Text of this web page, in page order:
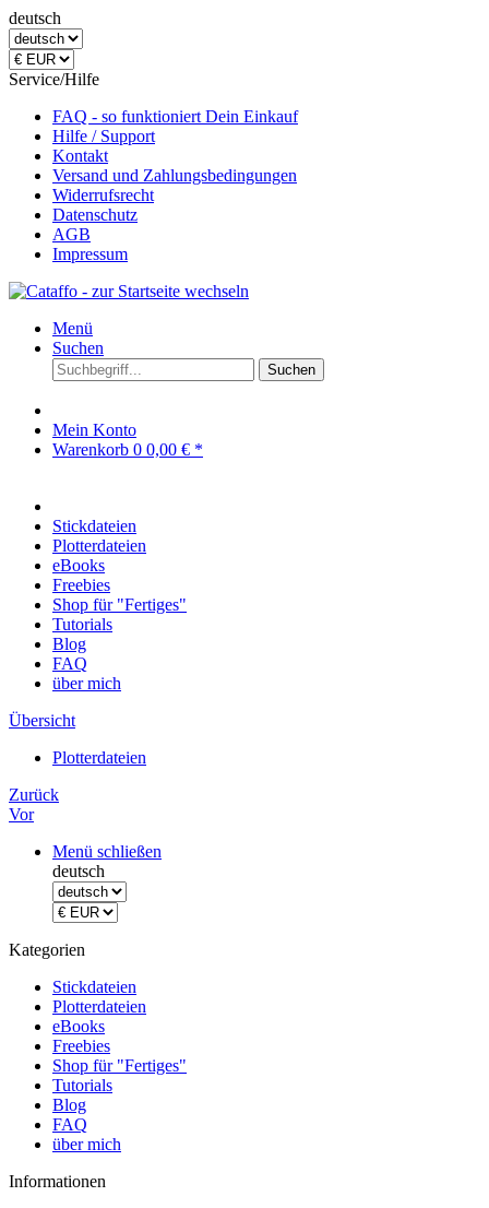
deutsch
Service/Hilfe
FAQ - so funktioniert Dein Einkauf
Hilfe / Support
Kontakt
Versand und Zahlungsbedingungen
Widerrufsrecht
Datenschutz
AGB
Impressum
Menü
Suchen
Suchen
Mein Konto
Warenkorb 0 0,00 € *
Stickdateien
Plotterdateien
eBooks
Freebies
Shop für "Fertiges"
Tutorials
Blog
FAQ
über mich
Übersicht
Plotterdateien
Zurück
Vor
Menü schließen
deutsch
Kategorien
Stickdateien
Plotterdateien
eBooks
Freebies
Shop für "Fertiges"
Tutorials
Blog
FAQ
über mich
Informationen